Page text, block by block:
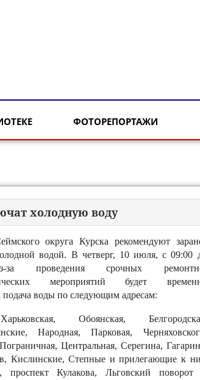
ФОТОРЕПОРТАЖИ
холодную воду
округа Курска рекомендуют
водой. В четверг, 10 июля, с 09:00
за проведения срочных
мероприятий будет
подача воды по следующим адресам:
Обоянская,
Народная, Парковая,
Центральная, Серегина,
Кислинские, Степные и прилегающие к
проспект Кулакова, Льговский